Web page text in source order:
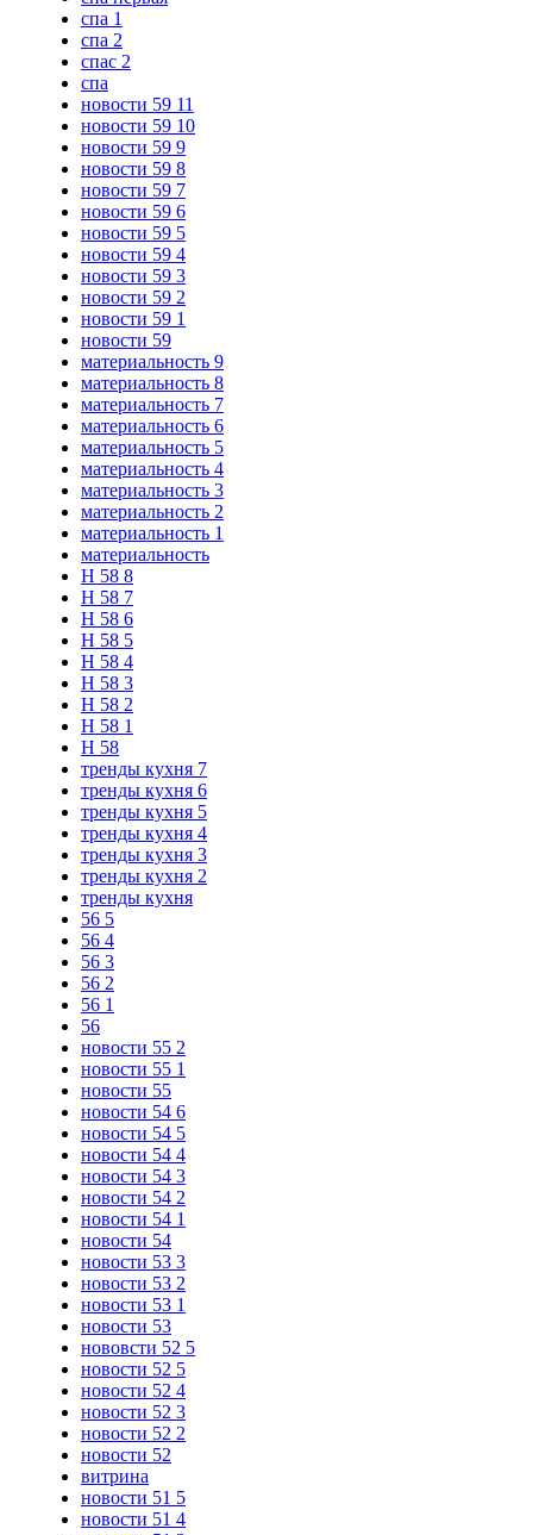
спа 1
спа 2
спас 2
спа
новости 59 11
новости 59 10
новости 59 9
новости 59 8
новости 59 7
новости 59 6
новости 59 5
новости 59 4
новости 59 3
новости 59 2
новости 59 1
новости 59
материальность 9
материальность 8
материальность 7
материальность 6
материальность 5
материальность 4
материальность 3
материальность 2
материальность 1
материальность
Н 58 8
Н 58 7
Н 58 6
Н 58 5
Н 58 4
Н 58 3
Н 58 2
Н 58 1
Н 58
тренды кухня 7
тренды кухня 6
тренды кухня 5
тренды кухня 4
тренды кухня 3
тренды кухня 2
тренды кухня
56 5
56 4
56 3
56 2
56 1
56
новости 55 2
новости 55 1
новости 55
новости 54 6
новости 54 5
новости 54 4
новости 54 3
новости 54 2
новости 54 1
новости 54
новости 53 3
новости 53 2
новости 53 1
новости 53
нововсти 52 5
новости 52 5
новости 52 4
новости 52 3
новости 52 2
новости 52
витрина
новости 51 5
новости 51 4